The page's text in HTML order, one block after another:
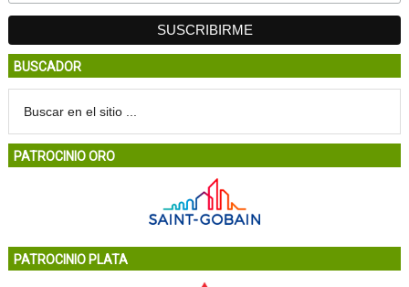
BUSCADOR
PATROCINIO ORO
PATROCINIO PLATA